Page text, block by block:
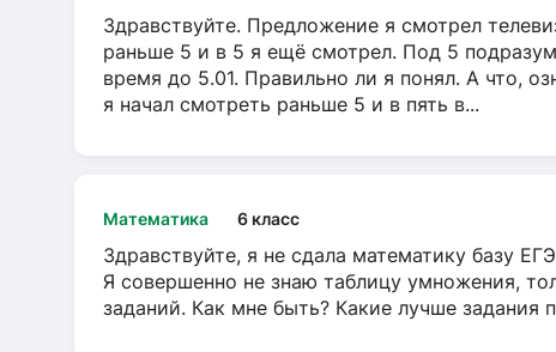
Здравствуйте. Предложение я смотрел
раньше 5 и в 5 я ещё смотрел. Под 5
время до 5.01. Правильно ли я понял. А что,
я начал смотреть раньше 5 и в пять в...
Математика 6 класс
Здравствуйте, я не сдала математику базу
Я совершенно не знаю таблицу умножения,
заданий. Как мне быть? Какие лучше задания